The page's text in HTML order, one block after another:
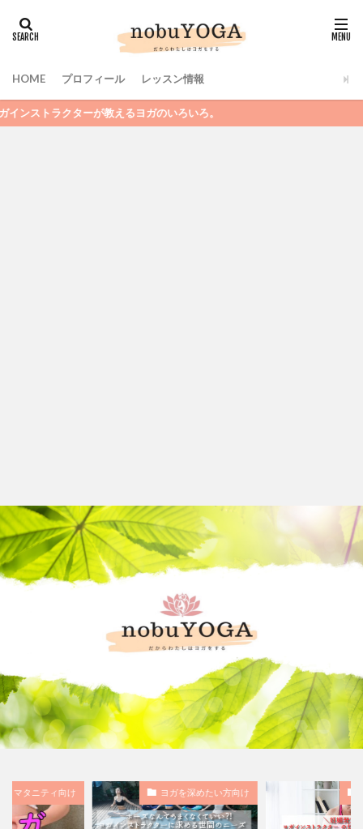
HOME プロフィール レッスン情報
クターが教えるヨガのいろいろ。
ガを深めたい方向け マタニティ向け ヨ